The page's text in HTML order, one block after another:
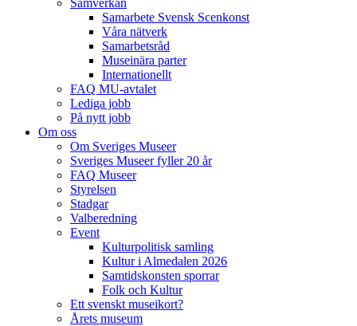
Samverkan
Samarbete Svensk Scenkonst
Våra nätverk
Samarbetsråd
Museinära parter
Internationellt
FAQ MU-avtalet
Lediga jobb
På nytt jobb
Om oss
Om Sveriges Museer
Sveriges Museer fyller 20 år
FAQ Museer
Styrelsen
Stadgar
Valberedning
Event
Kulturpolitisk samling
Kultur i Almedalen 2026
Samtidskonsten sporrar
Folk och Kultur
Ett svenskt museikort?
Årets museum